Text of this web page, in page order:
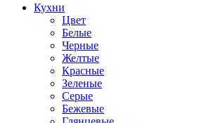
Кухни
Цвет
Белые
Черные
Желтые
Красные
Зеленые
Серые
Бежевые